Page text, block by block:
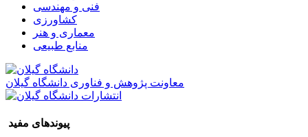
فنی و مهندسی
کشاورزی
معماری و هنر
منابع طبیعی
معاونت پژوهش و فناوری دانشگاه گیلان
پیوندهای مفید